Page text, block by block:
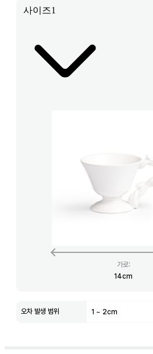
사이즈1
가로:
14cm
오차 발생 범위 1 ~ 2cm